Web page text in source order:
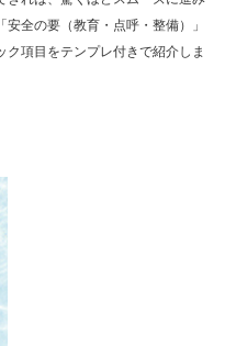
全の要（教育・点呼・整備）」
項目をテンプレ付きで紹介しま